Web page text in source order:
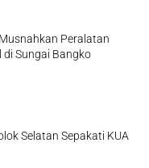
Peralatan
di Sungai Bangko
Selatan Sepakati KUA